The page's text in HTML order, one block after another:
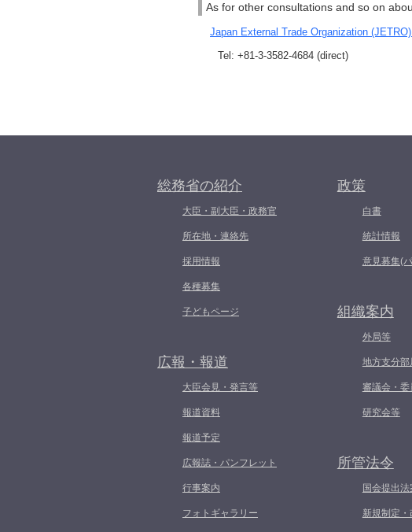
As for other consultations and so on
Japan External Trade Organization
Tel: +81-3-3582-4684 (direct)
総務省の紹介
大臣・副大臣・政務官
所在地・連絡先
採用情報
各種募集
子どもページ
広報・報道
大臣会見・発言等
報道資料
報道予定
広報誌・パンフレット
行事案内
フォトギャラリー
政策
白書
統計情報
意見募集(
組織案内
外局等
地方支分部
審議会・
研究会等
所管法令
国会提出法
新規制定